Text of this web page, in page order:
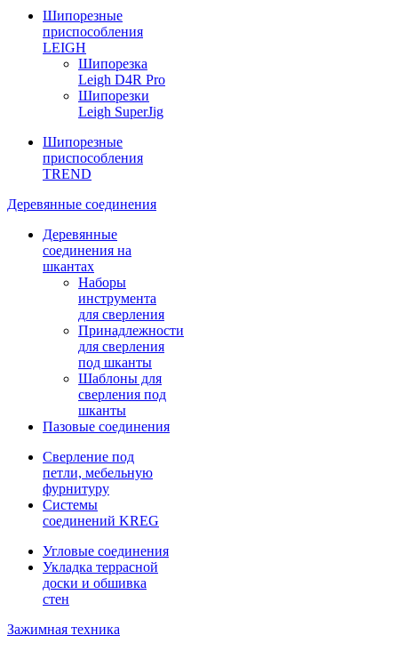
Шипорезные
приспособления
LEIGH
Шипорезка
Leigh D4R Pro
Шипорезки
Leigh SuperJig
Шипорезные
приспособления
TREND
Деревянные соединения
Деревянные
соединения на
шкантах
Наборы
инструмента
для сверления
Принадлежности
для сверления
под шканты
Шаблоны для
сверления под
шканты
Пазовые соединения
Сверление под
петли, мебельную
фурнитуру
Системы
соединений KREG
Угловые соединения
Укладка террасной
доски и обшивка
стен
Зажимная техника